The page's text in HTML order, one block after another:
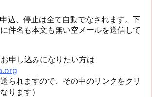
込、停止は全て自動でなされます。下
件名も本文も無い空メールを送信して
申し込みになりたい方は
送られますので、その中のリンクをクリ
ります）